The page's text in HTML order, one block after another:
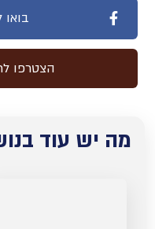
בואו
הצטרפו
מה יש עוד